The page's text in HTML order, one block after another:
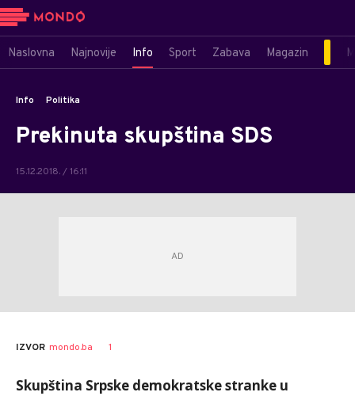
Naslovna Najnovije Info Sport Zabava Magazin
Info Politika
Prekinuta skupština SDS
15.12.2018. / 16:11
AUTOR 1
IZVOR mondo.ba 1
Skupština Srpske demokratske stranke u